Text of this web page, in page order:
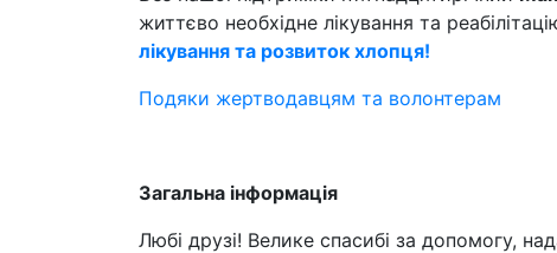
життєво необхідне лікування та
лікування та розвиток хлопця!
Подяки жертводавцям та волонтерам
Загальна інформація
Любі друзі! Велике спасибі за допомогу,